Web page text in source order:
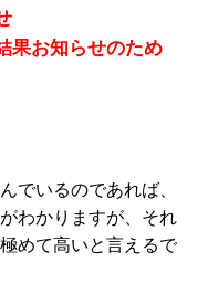
果お知らせのため
でいるのであれば、
わかりますが、それ
めて高いと言えるで